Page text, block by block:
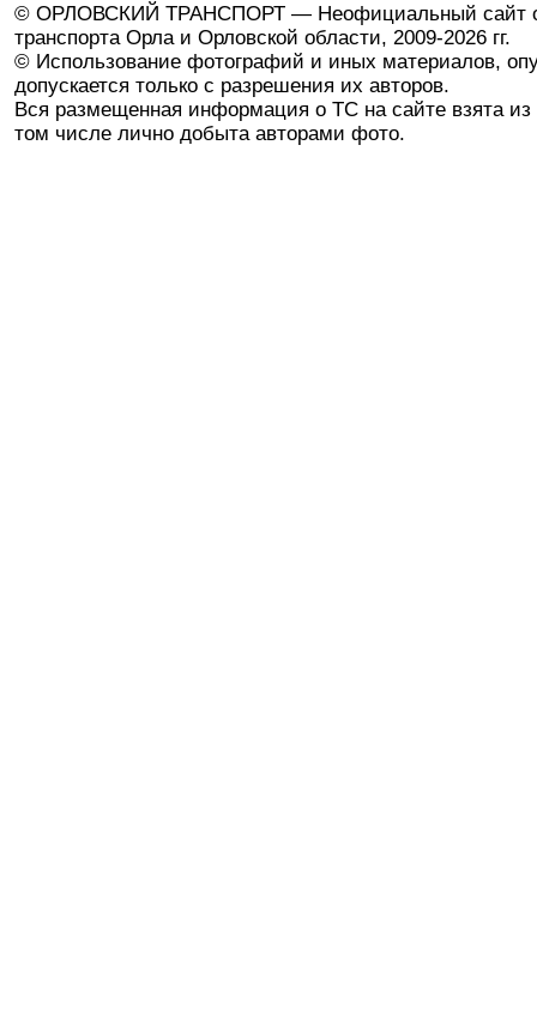
© ОРЛОВСКИЙ ТРАНСПОРТ — Неофициальный сайт
транспорта Орла и Орловской области, 2009-2026 гг.
© Использование фотографий и иных материалов,
допускается только с разрешения их авторов.
Вся размещенная информация о ТС на сайте взята из
том числе лично добыта авторами фото.